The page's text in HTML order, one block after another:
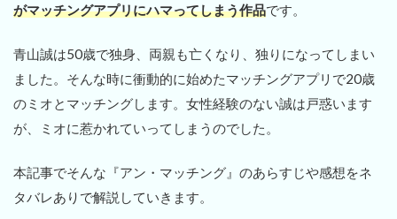
がマッチングアプリにハマってしまう作品です。
青山誠は50歳で独身、両親も亡くなり、独りになってしまい
ました。そんな時に衝動的に始めたマッチングアプリで20歳
のミオとマッチングします。女性経験のない誠は戸惑います
が、ミオに惹かれていってしまうのでした。
本記事でそんな『アン・マッチング』のあらすじや感想をネ
タバレありで解説していきます。